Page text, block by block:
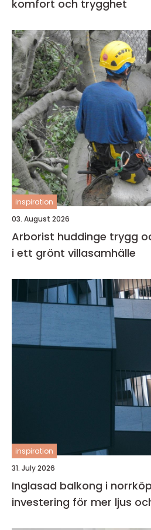
komfort och trygghet
inspiration
03. August 2026
Arborist huddinge trygg och hållbar trädvård
i ett grönt villasamhälle
inspiration
31. July 2026
Inglasad balkong i norrköping
investering för mer ljus